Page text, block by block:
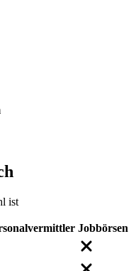
ist
Jobbörsen